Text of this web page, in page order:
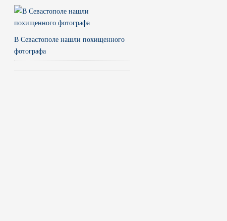
В Севастополе нашли похищенного
фотографа